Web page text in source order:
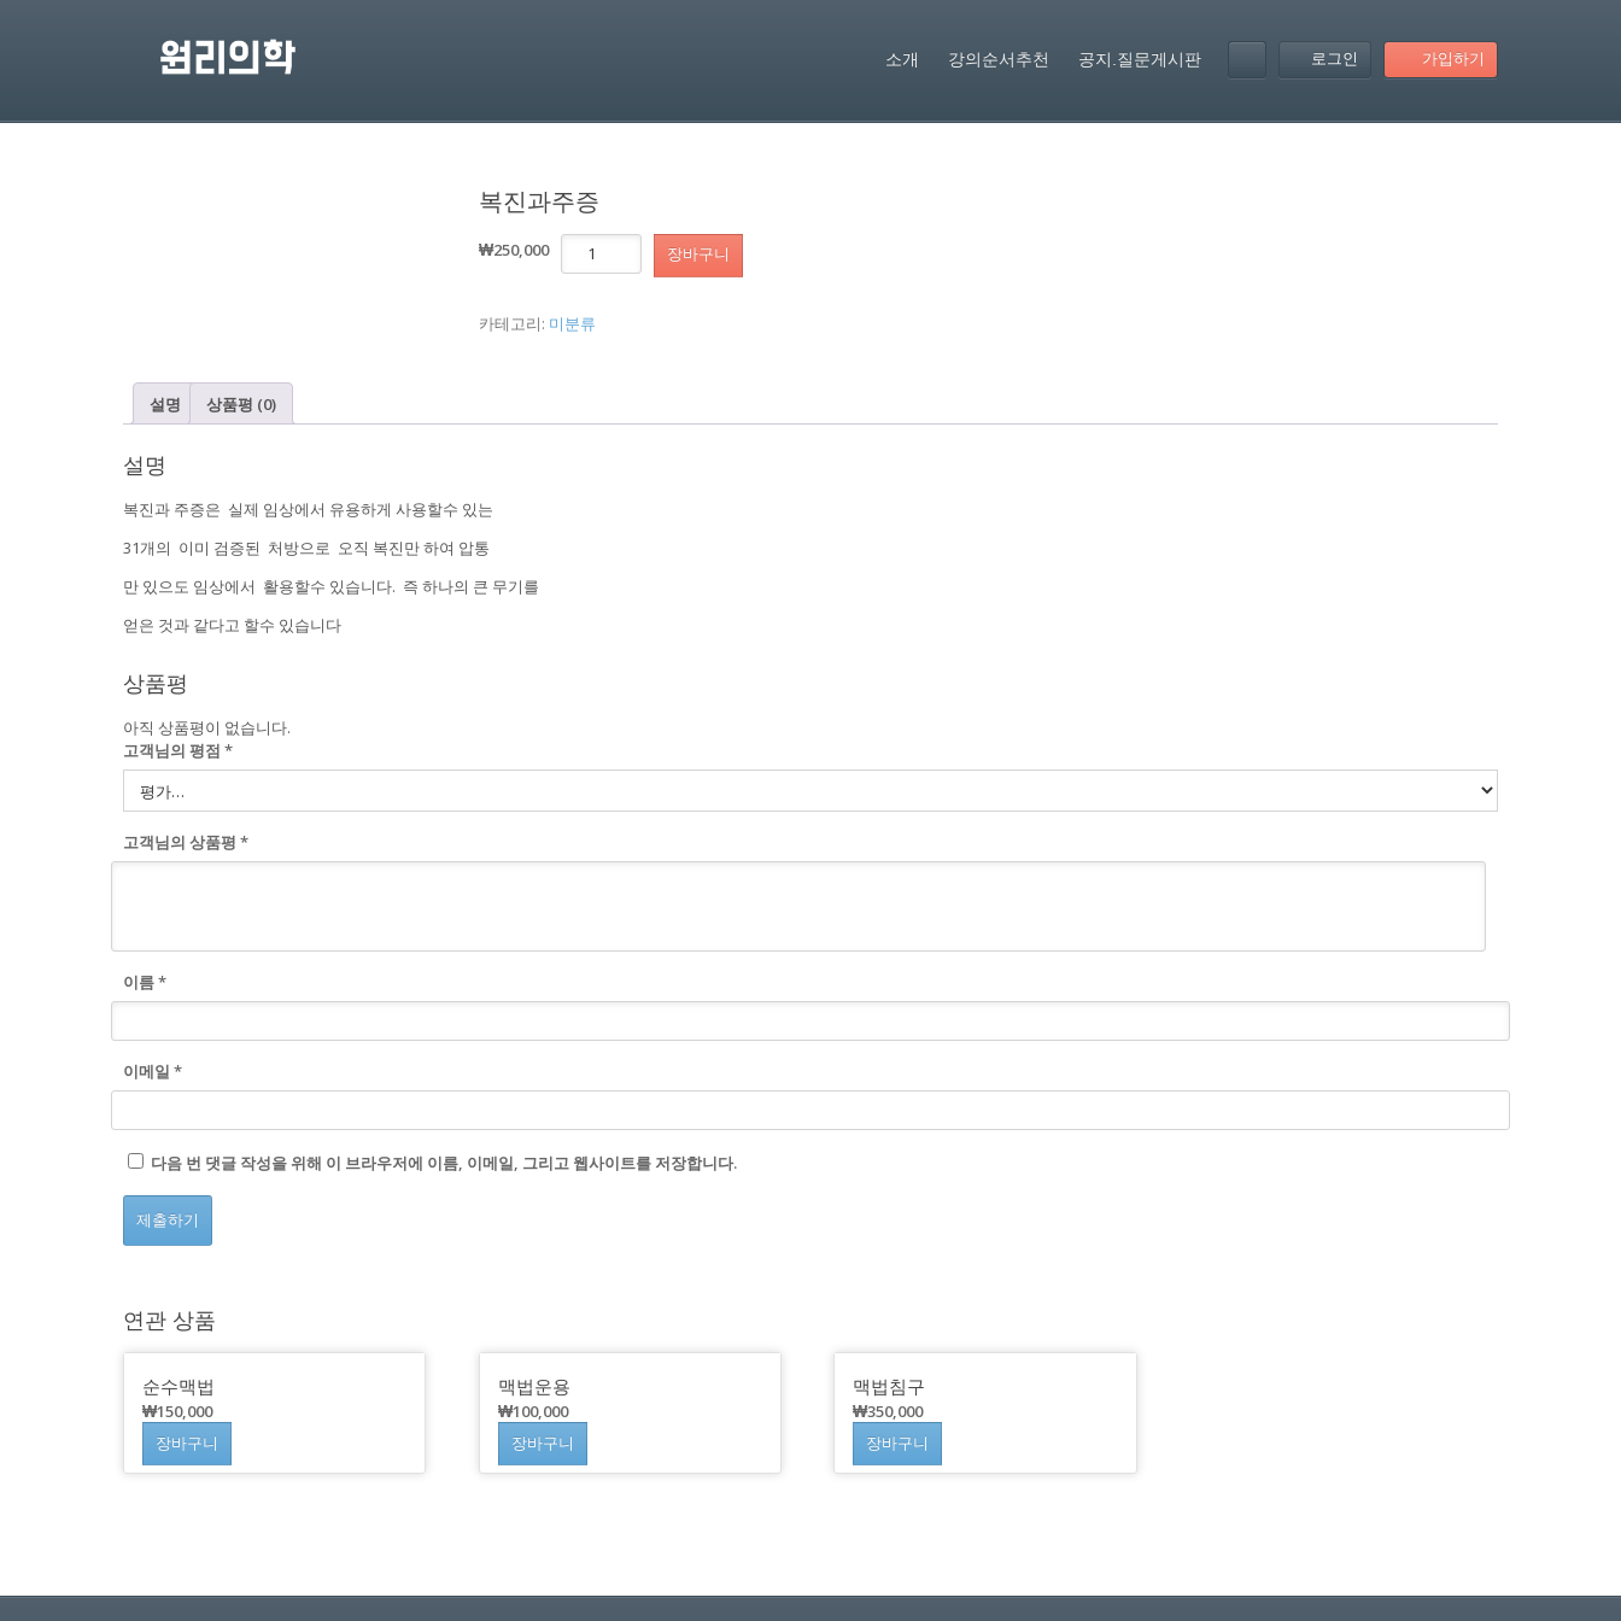
로그인 가입하기
소개 강의순서추천 공지.질문게시판
복진과주증
₩250,000 복
진
주
증
장바구니
카테고리: 미분류
설명 상품평 (0)
설명
복진과 주증은 실제 임상에서 유용하게 사용할수 있는
31개의 이미 검증된 처방으로 오직 복진만 하여 압통
만 있으도 임상에서 활용할수 있습니다. 즉 하나의 큰 무기를
얻은 것과 같다고 할수 있습니다
상품평
아직 상품평이 없습니다.
고객님의 평점 *
고객님의 상품평 *
이름*
이메일 *
다음 번 댓글 작성을 위해 이 브라우저에 이름, 이메일, 그리고 웹사이트를 저장합니다.
연관 상품
순수맥법
₩150,000
장바구니
맥법운용
₩100,000
장바구니
맥법침구
₩350,000
장바구니